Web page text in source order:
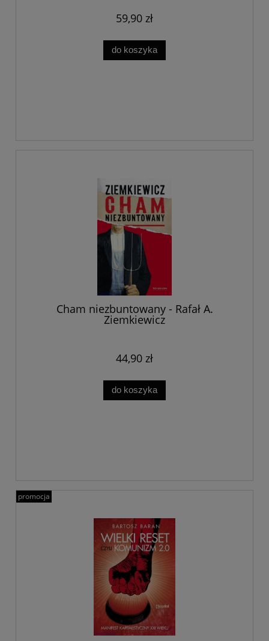
59,90 zł
do koszyka
Cham niezbuntowany - Rafał A.
Ziemkiewicz
44,90 zł
do koszyka
promocja